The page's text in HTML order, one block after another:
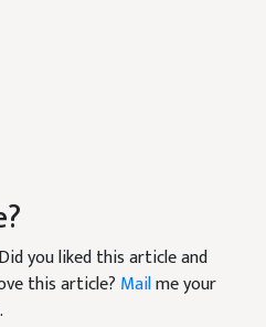
you liked this article and
this article? Mailme your